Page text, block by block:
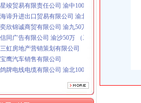
谛升进出口贸易有限公司 渝北100万 （进出口权）
欣锦诚商贸有限公司 渝九50万 （工商注册）
同广告有限公司 渝沙50万 （工商注册）
虹房地产营销策划有限公司
鹰汽车销售有限公司
牌电线电缆有限公司 渝北10010万 (进出口权)
志众达投资咨询有限责任公司 渝九1000万 （增资）
臣夫商贸有限公司 （执照专让）
卿倾商贸有限责任公司 渝江100万 （工商注册）